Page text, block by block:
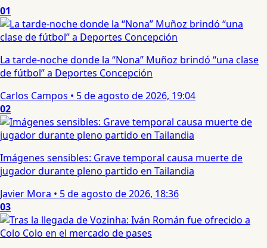
01
La tarde-noche donde la “Nona” Muñoz brindó “una clase
de fútbol” a Deportes Concepción
Carlos Campos • 5 de agosto de 2026, 19:04
02
Imágenes sensibles: Grave temporal causa muerte de
jugador durante pleno partido en Tailandia
Javier Mora • 5 de agosto de 2026, 18:36
03